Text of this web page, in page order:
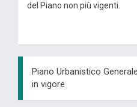
del Piano non più vigenti.
Piano Urbanistico
in vigore